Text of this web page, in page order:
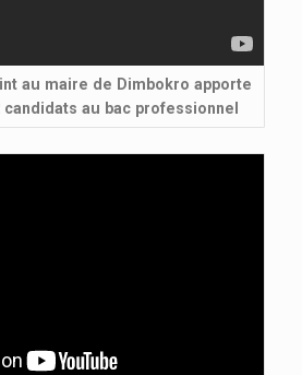
au maire de Dimbokro apporte
au bac professionnel